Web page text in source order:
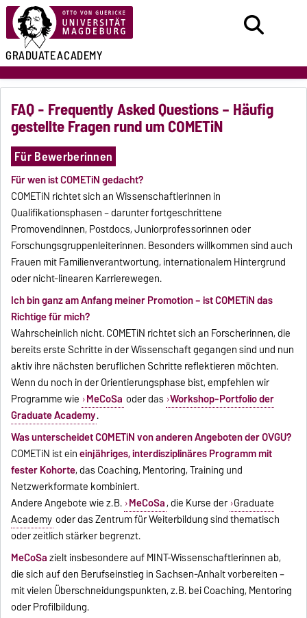
GRADUATEACADEMY
FAQ - Frequently Asked Questions – Häufig
gestellte Fragen rund um COMETiN
Für Bewerberinnen
Für wen ist COMETiN gedacht?
COMETiN richtet sich an Wissenschaftlerinnen in
Qualifikationsphasen – darunter fortgeschrittene
Promovendinnen, Postdocs, Juniorprofessorinnen oder
Forschungsgruppenleiterinnen. Besonders willkommen sind auch
Frauen mit Familienverantwortung, internationalem Hintergrund
oder nicht-linearen Karrierewegen.
Ich bin ganz am Anfang meiner Promotion – ist COMETiN das
Richtige für mich?
Wahrscheinlich nicht. COMETiN richtet sich an Forscherinnen, die
bereits erste Schritte in der Wissenschaft gegangen sind und nun
aktiv ihre nächsten beruflichen Schritte reflektieren möchten.
Wenn du noch in der Orientierungsphase bist, empfehlen wir
Programme wie MeCoSa oder das Workshop-Portfolio der
Graduate Academy.
Was unterscheidet COMETiN von anderen Angeboten der OVGU?
COMETiN ist eineinjähriges, interdisziplinäres Programm mit
fester Kohorte, das Coaching, Mentoring, Training und
Netzwerkformate kombiniert.
Andere Angebote wie z. B. MeCoSa, die Kurse der Graduate
Academy oder das Zentrum für Weiterbildung sind thematisch
oder zeitlich stärker begrenzt.
MeCoSazielt insbesondere auf MINT-Wissenschaftlerinnen ab,
die sich auf den Berufseinstieg in Sachsen-Anhalt vorbereiten –
mit vielen Überschneidungspunkten, z. B. bei Coaching, Mentoring
oder Profilbildung.